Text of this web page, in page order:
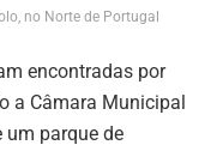
no Norte de Portugal
encontradas por
a Câmara Municipal
um parque de